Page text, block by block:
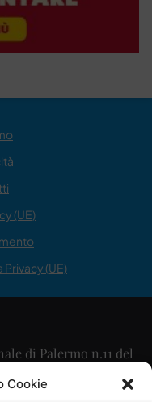
Cookie
(UE)
Privacy (UE)
di Palermo n.11 del